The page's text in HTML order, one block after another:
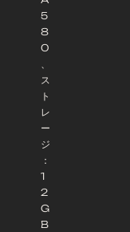
5
8
0
、
ス
ト
レ
ー
ジ
：
1
2
G
B